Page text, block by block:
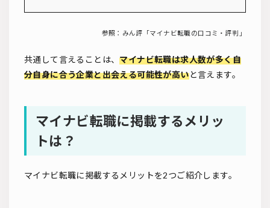
参照： みん評「マイナビ転職の口コミ・評判」
共通して言えることは、マイナビ転職は求人数が多く自
分自身に合う企業と出会える可能性が高いと言えます。
マイナビ転職に掲載するメリッ
トは？
マイナビ転職に掲載するメリットを2つご紹介します。